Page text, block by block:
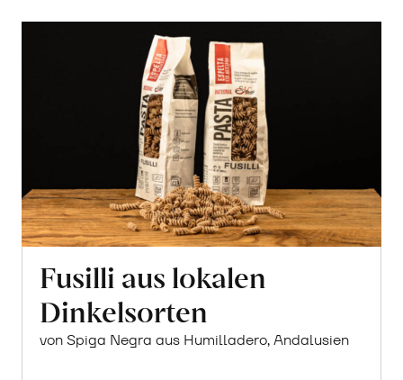
Fusilli aus lokalen
Dinkelsorten
von Spiga Negra aus Humilladero, Andalusien